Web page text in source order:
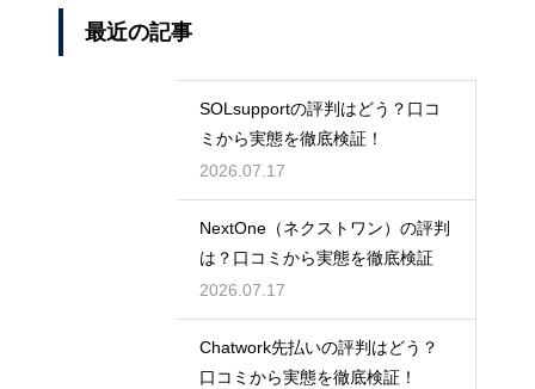
最近の記事
SOLsupportの評判はどう？口コ
ミから実態を徹底検証！
2026.07.17
NextOne（ネクストワン）の評判
は？口コミから実態を徹底検証
2026.07.17
Chatwork先払いの評判はどう？
口コミから実態を徹底検証！